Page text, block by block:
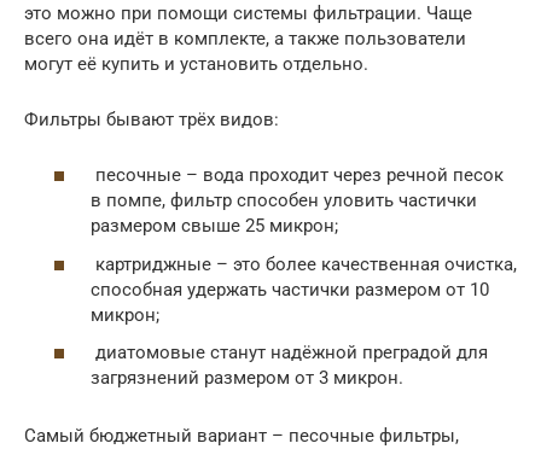
это можно при помощи системы фильтрации. Чаще
всего она идёт в комплекте, а также пользователи
могут её купить и установить отдельно.
Фильтры бывают трёх видов:
песочные – вода проходит через речной песок
в помпе, фильтр способен уловить частички
размером свыше 25 микрон;
картриджные – это более качественная очистка,
способная удержать частички размером от 10
микрон;
диатомовые станут надёжной преградой для
загрязнений размером от 3 микрон.
Самый бюджетный вариант – песочные фильтры,